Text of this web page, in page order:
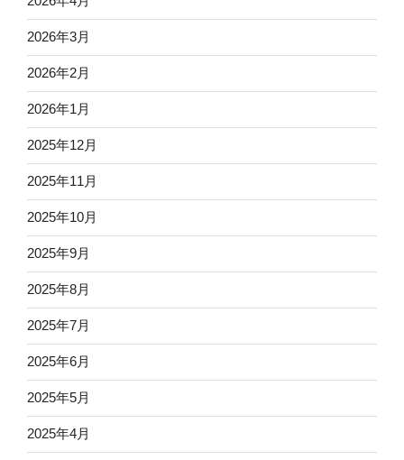
2026年3月
2026年2月
2026年1月
2025年12月
2025年11月
2025年10月
2025年9月
2025年8月
2025年7月
2025年6月
2025年5月
2025年4月